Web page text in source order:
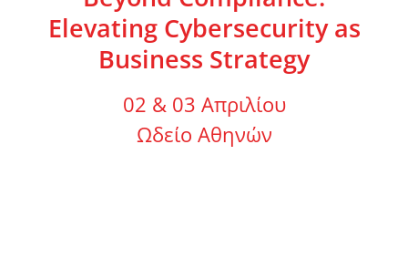
Elevating Cybersecurity as
Business Strategy
02 & 03 Απριλίου
Ωδείο Αθηνών